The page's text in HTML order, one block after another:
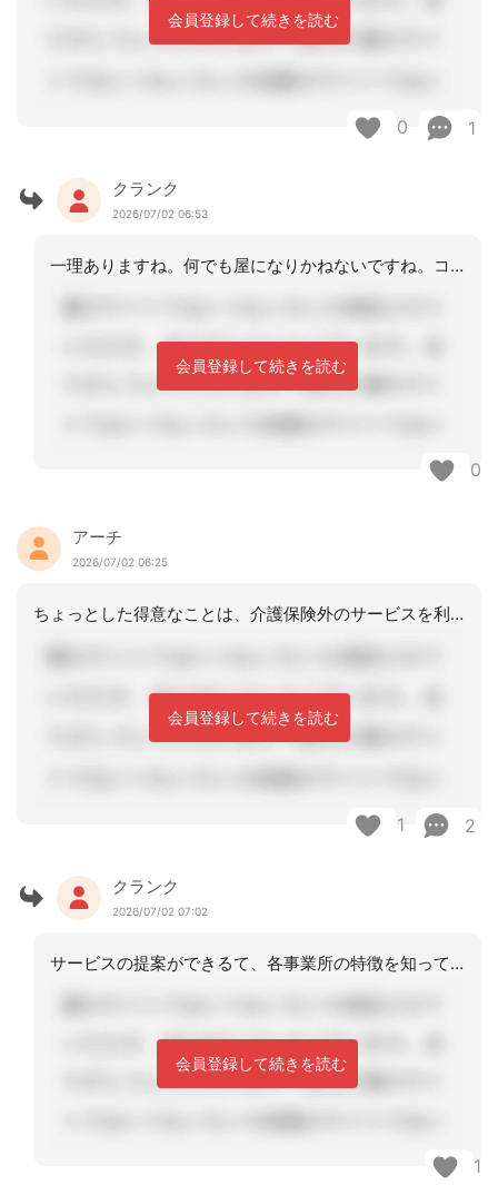
会員登録して続きを読む
0 1
クランク
2026/07/02 06:53
一理ありますね。何でも屋になりかねないですね。コメントをありがとうございました。
会員登録して続きを読む
0
アーチ
2026/07/02 06:25
ちょっとした得意なことは、介護保険外のサービスを利用者さんたちに提案できることか
会員登録して続きを読む
1 2
クランク
2026/07/02 07:02
サービスの提案ができるて、各事業所の特徴を知っておかないと出来ない事だから強みで
会員登録して続きを読む
1